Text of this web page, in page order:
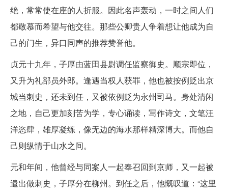
绝，常常使在座的人折服。因此名声轰动，一时之间人们
都敬慕而希望与他交往。那些公卿贵人争着想让他成为自
己的门生，异口同声的推荐赞誉他。
贞元十九年，子厚由蓝田县尉调任监察御史。顺宗即位，
又升为礼部员外郎。逢遇当权人获罪，他也被按例贬出京
城当刺史，还未到任，又被依例贬为永州司马。身处清闲
之地，自己更加刻苦为学，专心诵读，写作诗文，文笔汪
洋恣肆，雄厚凝练，像无边的海水那样精深博大。而他自
己则纵情于山水之间。
元和年间，他曾经与同案人一起奉召回到京师，又一起被
遣出做刺史，子厚分在柳州。到任之后，他慨叹道：“这里